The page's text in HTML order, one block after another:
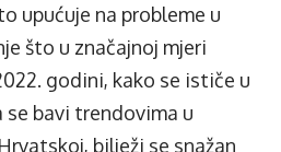
upućuje na probleme u
što u značajnoj mjeri
godini, kako se ističe u
bavi trendovima u
bilježi se snažan